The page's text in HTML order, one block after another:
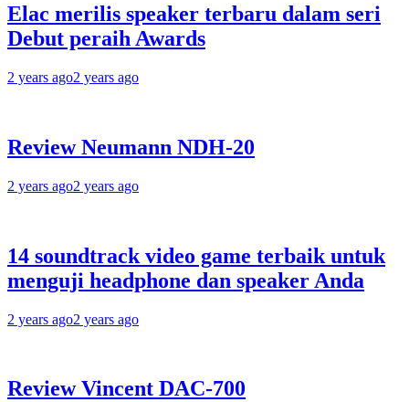
Elac merilis speaker terbaru dalam seri
Debut peraih Awards
2 years ago2 years ago
Review Neumann NDH-20
2 years ago2 years ago
14 soundtrack video game terbaik untuk
menguji headphone dan speaker Anda
2 years ago2 years ago
Review Vincent DAC-700